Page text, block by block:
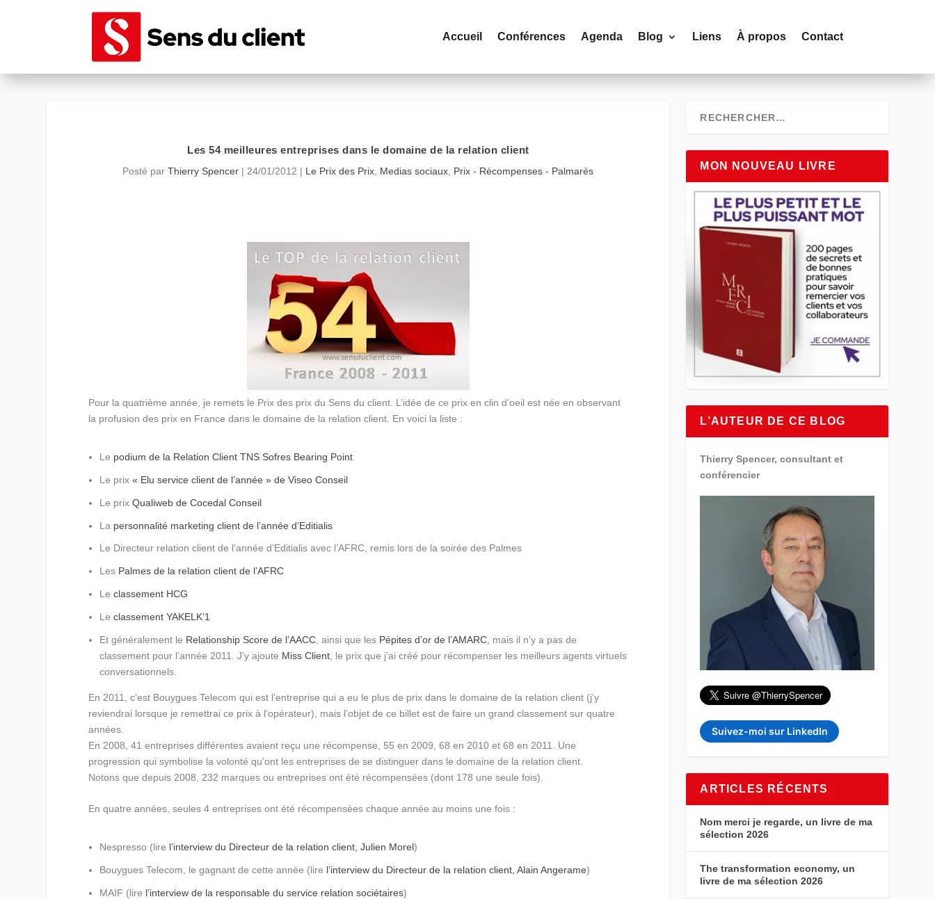
Accueil Conférences Agenda Blog Liens À propos Contact
Les 54 meilleures entreprises dans le domaine de la relation client
Posté parThierry Spencer | 24/01/2012 | Le Prix des Prix Medias sociaux Prix - Récompenses - Palmarès
Pour la quatrième année, je remets le Prix des prix du Sens du client. L’idée de ce prix en clin d’oeil est née en observant
la profusion des prix en France dans le domaine de la relation client. En voici la liste :
Le podium de la Relation Client TNS Sofres Bearing Point
Le prix« Elu service client de l’année » de Viseo Conseil
Le prixQualiweb de Cocedal Conseil
La personnalité marketing client de l’année d’Editialis
Le Directeur relation client de l’année d’Editialis avec l’AFRC, remis lors de la soirée des Palmes
Les Palmes de la relation client de l’AFRC
Leclassement HCG
Leclassement YAKELK’1
Et généralement le Relationship Score de l’AACC , ainsi que les Pépites d’or de l’AMARC , mais il n’y a pas de
classement pour l’année 2011. J’y ajoute Miss Client , le prix que j’ai créé pour récompenser les meilleurs agents virtuels
conversationnels.
En 2011, c’est Bouygues Telecom qui est l’entreprise qui a eu le plus de prix dans le domaine de la relation client (j’y
reviendrai lorsque je remettrai ce prix à l’opérateur), mais l’objet de ce billet est de faire un grand classement sur quatre
années.
En 2008, 41 entreprises différentes avaient reçu une récompense, 55 en 2009, 68 en 2010 et 68 en 2011. Une
progression qui symbolise la volonté qu’ont les entreprises de se distinguer dans le domaine de la relation client.
Notons que depuis 2008, 232 marques ou entreprises ont été récompensées (dont 178 une seule fois).
En quatre années, seules 4 entreprises ont été récompensées chaque année au moins une fois :
Nespresso (lire l’interview du Directeur de la relation client, Julien Morel)
Bouygues Telecom, le gagnant de cette année (lire l’interview du Directeur de la relation client, Alain Angerame)
MAIF (lire l’interview de la responsable du service relation sociétaires)
MON NOUVEAU LIVRE
L’AUTEUR DE CE BLOG
Thierry Spencer, consultant et
conférencier
Suivez-moi sur LinkedIn
ARTICLES RÉCENTS
Nom merci je regarde, un livre de ma
sélection 2026
The transformation economy, un
livre de ma sélection 2026